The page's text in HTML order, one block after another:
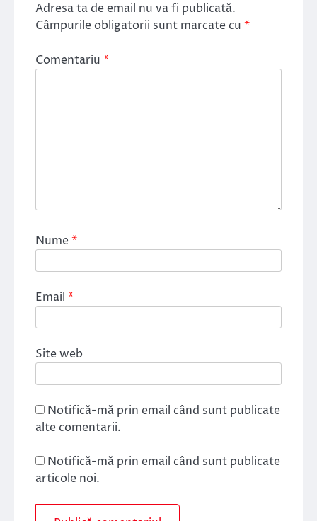
Adresa ta de email nu va fi publicată.
Câmpurile obligatorii sunt marcate cu *
Comentariu *
Nume*
Email *
Site web
Notifică-mă prin email când sunt publicate
alte comentarii.
Notifică-mă prin email când sunt publicate
articole noi.